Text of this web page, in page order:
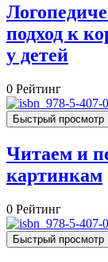
подход к
у детей
0 Рейтинг
Быстрый просмотр
Читаем и
картинкам
0 Рейтинг
Быстрый просмотр